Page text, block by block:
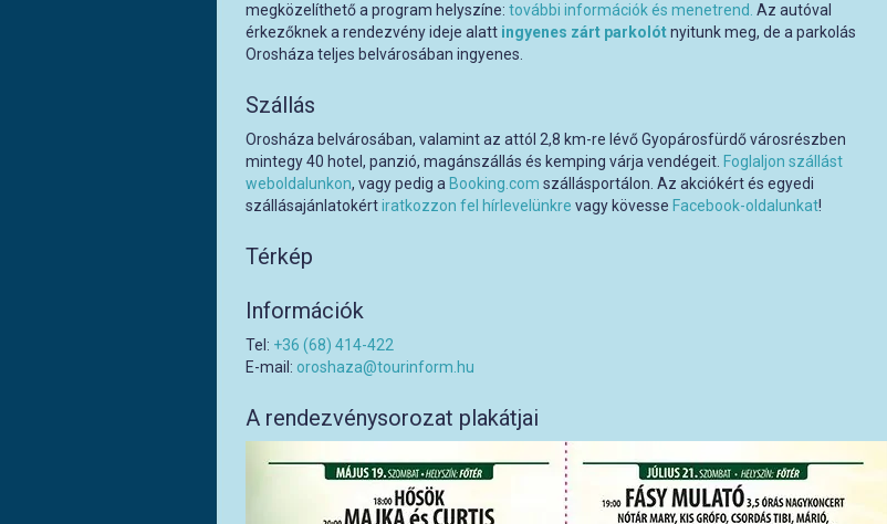
megközelíthető a program helyszíne: további információk és menetrend. Az autóval
érkezőknek a rendezvény ideje alatt ingyenes zárt parkolótnyitunk meg, de a parkolás
Orosháza teljes belvárosában ingyenes.
Szállás
Orosháza belvárosában, valamint az attól 2,8 km-re lévő Gyopárosfürdő városrészben
mintegy 40 hotel, panzió, magánszállás és kemping várja vendégeit. Foglaljon szállást
weboldalunkon, vagy pedig a Booking.com szállásportálon. Az akciókért és egyedi
szállásajánlatokértiratkozzon fel hírlevelünkre vagy kövesse Facebook-oldalunkat!
Térkép
Információk
Tel: +36 (68) 414-422
E-mail: oroshaza@tourinform.hu
A rendezvénysorozat plakátjai